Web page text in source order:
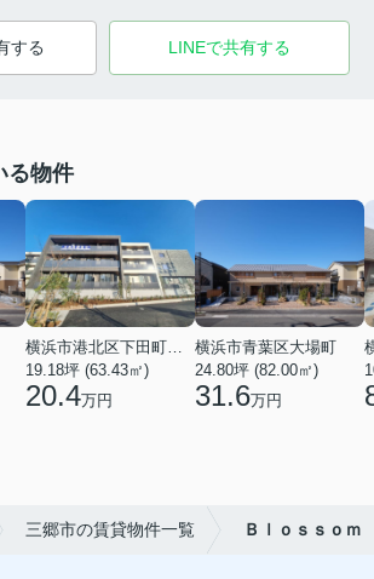
する LINEで共有する
る物件
19.18坪 (63.43㎡)
20.4万円
横浜市青葉区大場町
24.80坪 (82.00㎡)
31.6万円
三郷市の賃貸物件一覧 Ｂｌｏｓｓｏｍ